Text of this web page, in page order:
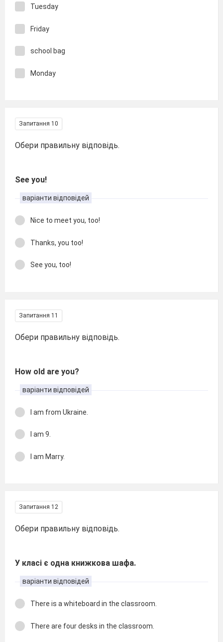
Tuesday
Friday
school bag
Monday
Запитання 10
Обери правильну відповідь.
See you!
варіанти відповідей
Nice to meet you, too!
Thanks, you too!
See you, too!
Запитання 11
Обери правильну відповідь.
How old are you?
варіанти відповідей
I am from Ukraine.
I am 9.
I am Marry.
Запитання 12
Обери правильну відповідь.
У класі є одна книжкова шафа.
варіанти відповідей
There is a whiteboard in the classroom.
There are four desks in the classroom.